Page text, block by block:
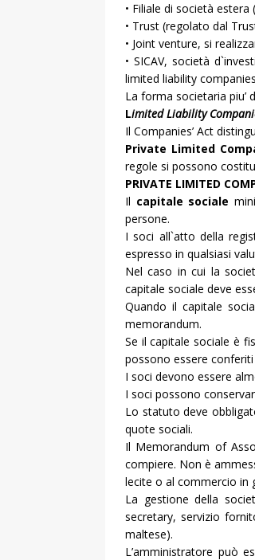
• Filiale di società
• Trust (regolato dal
• Joint venture, si
• SICAV, società
limited liability
La forma societaria piu’
Limited Liability
Il Companies’ Act
Private Limited
regole si possono
PRIVATE LIMITED
Il capitale sociale
persone.
I soci all`atto della
espresso in qualsiasi
Nel caso in cui la
capitale sociale deve
Quando il capitale
memorandum.
Se il capitale sociale è
possono essere
I soci devono essere
I soci possono
Lo statuto deve
quote sociali.
Il Memorandum of
compiere. Non è
lecite o al commercio in
La gestione della
secretary, servizio
maltese).
L’amministratore può